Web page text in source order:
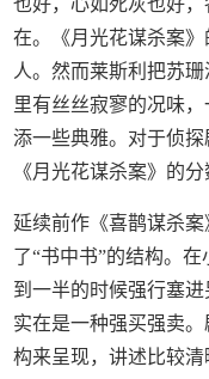
也好，心如死灰也好
在。《月光花谋杀案
人。然而莱斯利把苏
里有丝丝寂寥的况味
添一些典雅。对于侦探
《月光花谋杀案》的
延续前作《喜鹊谋杀
了“书中书”的结构。
到一半的时候强行塞进
实在是一种强买强卖
构来呈现，讲述比较